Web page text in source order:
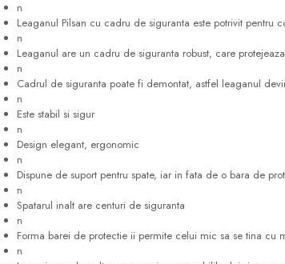
n
Leaganul Pilsan cu cadru de siguranta este potrivit pentru
n
Leaganul are un cadru de siguranta robust, care
n
Cadrul de siguranta poate fi demontat, astfel leaganul
n
Este stabil si sigur
n
Design elegant, ergonomic
n
Dispune de suport pentru spate, iar in fata de o bara de
n
Spatarul inalt are centuri de siguranta
n
Forma barei de protectie ii permite celui mic sa se tina cu
n